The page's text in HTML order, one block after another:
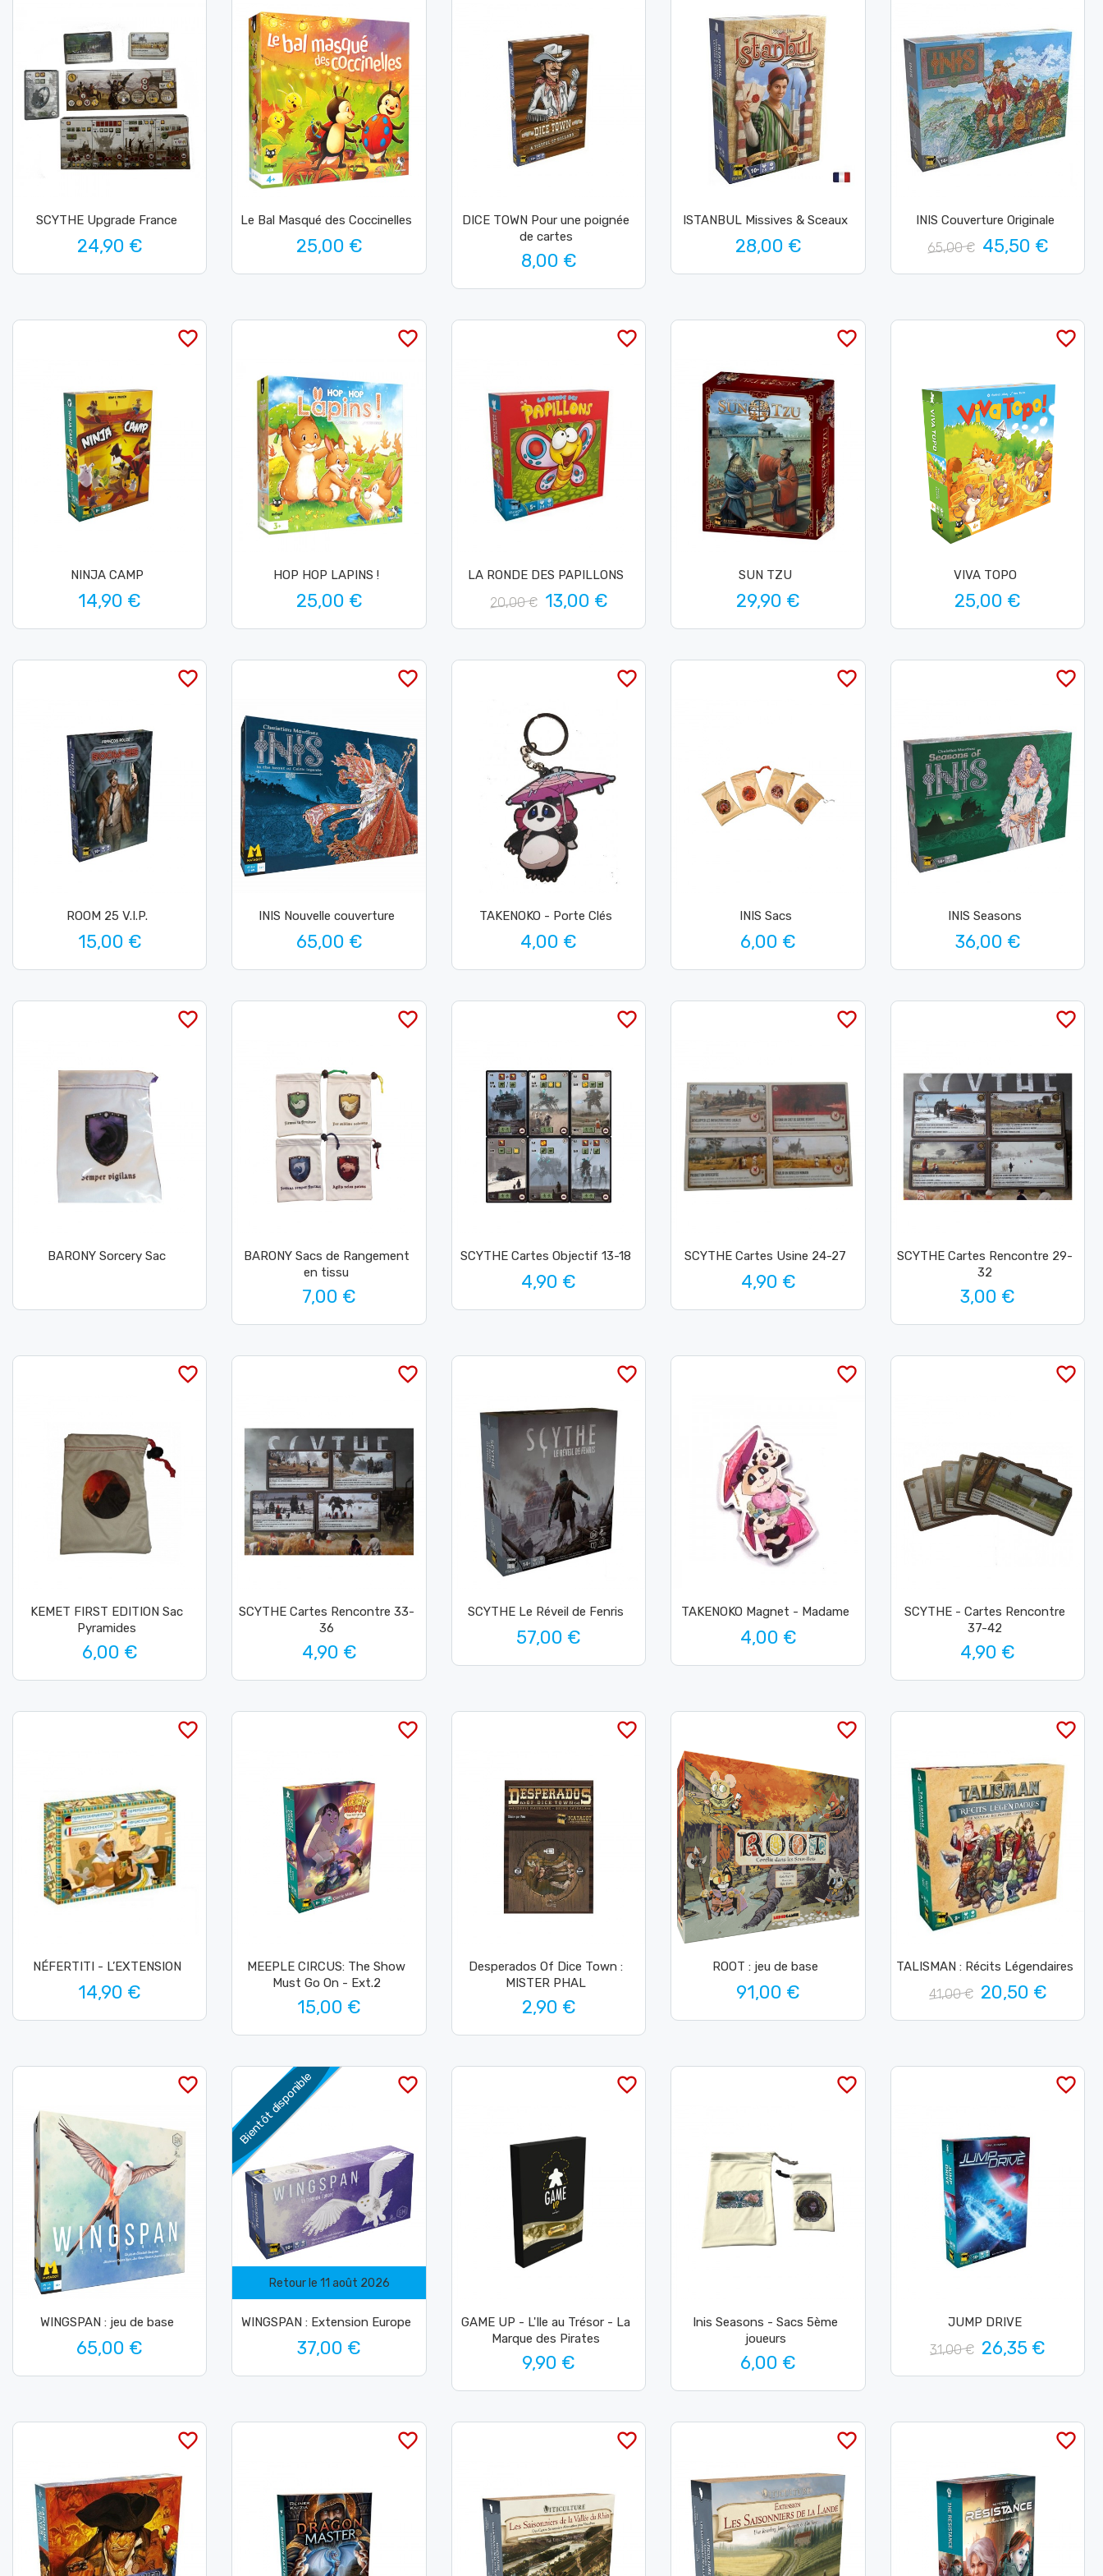
SCYTHE Upgrade France
24,90 €
Le Bal Masqué des Coccinelles
25,00 €
DICE TOWN Pour une poignée
de cartes
8,00 €
ISTANBUL Missives & Sceaux
28,00 €
INIS Couverture Originale
65,00 € 45,50 €
favorite_border
NINJA CAMP
14,90 €
favorite_border
HOP HOP LAPINS !
25,00 €
favorite_border
LA RONDE DES PAPILLONS
20,00 € 13,00 €
favorite_border
SUN TZU
29,90 €
favorite_border
VIVA TOPO
25,00 €
favorite_border
ROOM 25 V.I.P.
15,00 €
favorite_border
INIS Nouvelle couverture
65,00 €
favorite_border
TAKENOKO - Porte Clés
4,00 €
favorite_border
INIS Sacs
6,00 €
favorite_border
INIS Seasons
36,00 €
favorite_border
BARONY Sorcery Sac
favorite_border
BARONY Sacs de Rangement
en tissu
7,00 €
favorite_border
SCYTHE Cartes Objectif 13-18
4,90 €
favorite_border
SCYTHE Cartes Usine 24-27
4,90 €
favorite_border
SCYTHE Cartes Rencontre 29-
32
3,00 €
favorite_border
KEMET FIRST EDITION Sac
Pyramides
6,00 €
favorite_border
SCYTHE Cartes Rencontre 33-
36
4,90 €
favorite_border
SCYTHE Le Réveil de Fenris
57,00 €
favorite_border
TAKENOKO Magnet - Madame
4,00 €
favorite_border
SCYTHE - Cartes Rencontre
37-42
4,90 €
favorite_border
NÉFERTITI - L’EXTENSION
14,90 €
favorite_border
MEEPLE CIRCUS: The Show
Must Go On - Ext.2
15,00 €
favorite_border
Desperados Of Dice Town :
MISTER PHAL
2,90 €
favorite_border
ROOT : jeu de base
91,00 €
favorite_border
TALISMAN : Récits Légendaires
41,00 € 20,50 €
favorite_border
WINGSPAN : jeu de base
65,00 €
favorite_border
Bientôt disponible
Retour le 11 août 2026
WINGSPAN : Extension Europe
37,00 €
favorite_border
GAME UP - L'Ile au Trésor - La
Marque des Pirates
9,90 €
favorite_border
Inis Seasons - Sacs 5ème
joueurs
6,00 €
favorite_border
JUMP DRIVE
31,00 € 26,35 €
favorite_border favorite_border favorite_border favorite_border favorite_border